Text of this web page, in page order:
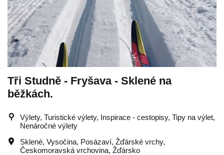
Tři Studně - Fryšava - Sklené na
běžkách.
Výlety, Turistické výlety, Inspirace - cestopisy, Tipy na výlet,
Nenáročné výlety
Sklené, Vysočina, Posázaví, Žďárské vrchy,
Českomoravská vrchovina, Žďársko